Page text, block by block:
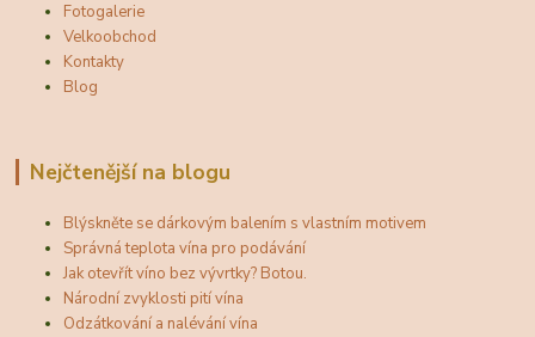
Fotogalerie
Velkoobchod
Kontakty
Blog
Nejčtenější na blogu
Blýskněte se dárkovým balením s vlastním motivem
Správná teplota vína pro podávání
Jak otevřít víno bez vývrtky? Botou.
Národní zvyklosti pití vína
Odzátkování a nalévání vína